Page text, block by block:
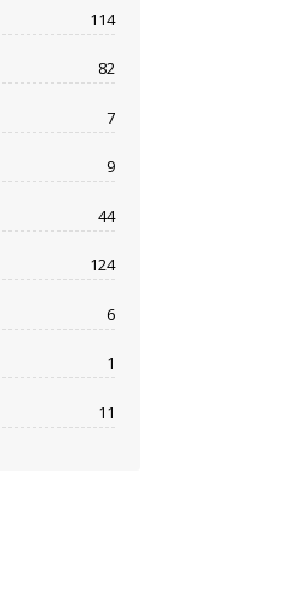
114
82
7
9
44
124
6
1
11